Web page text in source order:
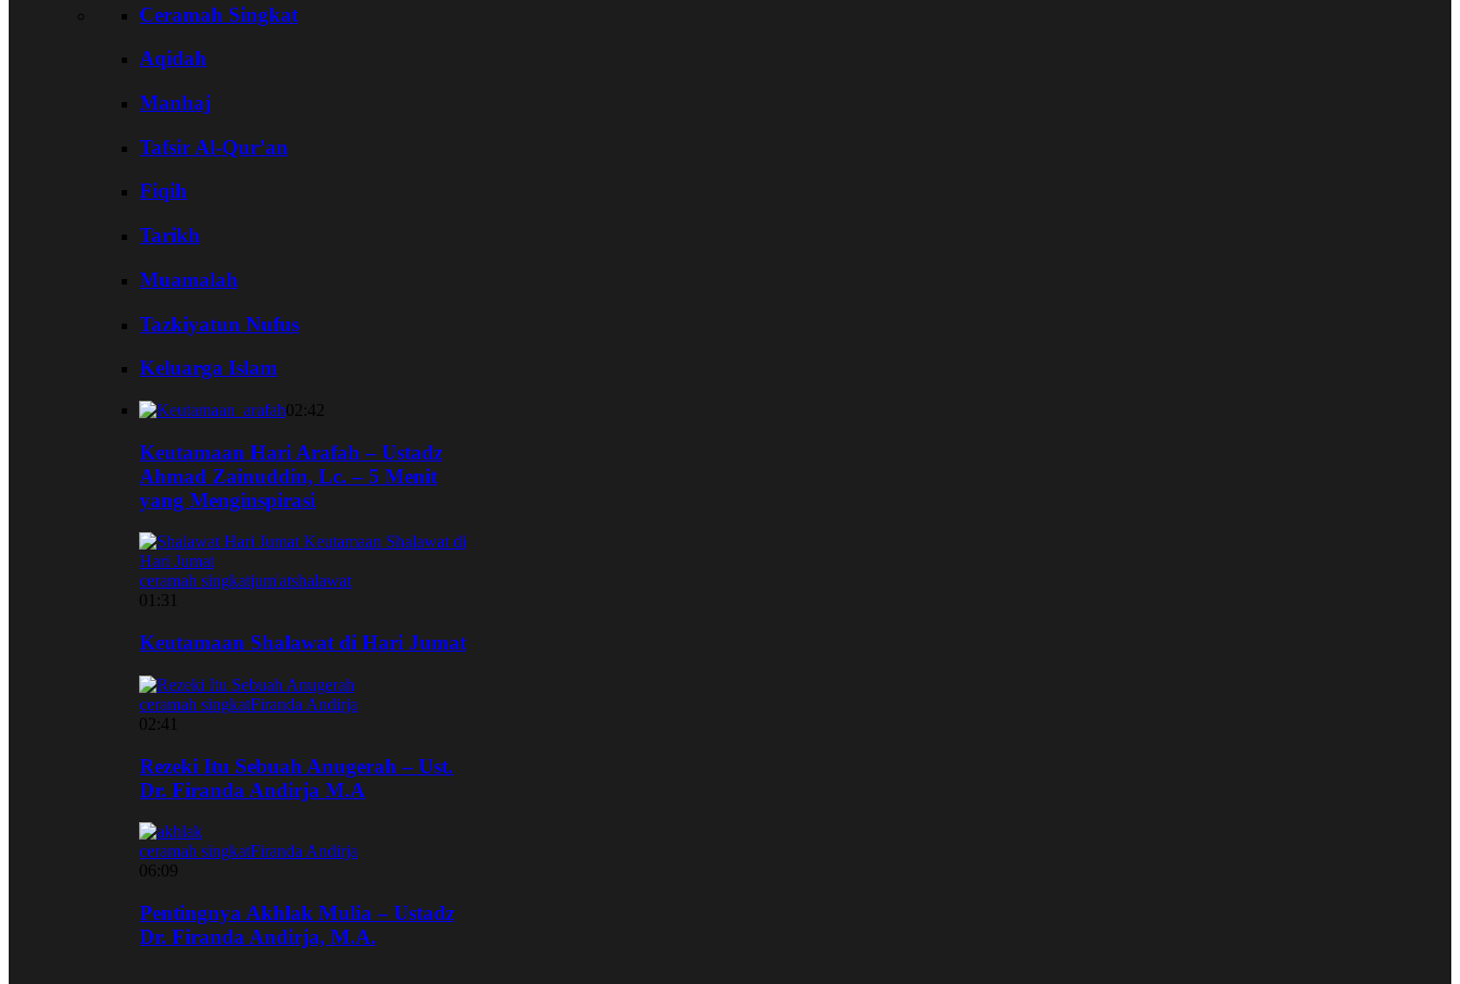
Ceramah Singkat
Aqidah
Manhaj
Tafsir Al-Qur’an
Fiqih
Tarikh
Muamalah
Tazkiyatun Nufus
Keluarga Islam
02:42
Keutamaan Hari Arafah – Ustadz
Ahmad Zainuddin, Lc. – 5 Menit
yang Menginspirasi
ceramah singkatjum'atshalawat
01:31
Keutamaan Shalawat di Hari Jumat
ceramah singkatFiranda Andirja
02:41
Rezeki Itu Sebuah Anugerah – Ust.
Dr. Firanda Andirja M.A
ceramah singkatFiranda Andirja
06:09
Pentingnya Akhlak Mulia – Ustadz
Dr. Firanda Andirja, M.A.